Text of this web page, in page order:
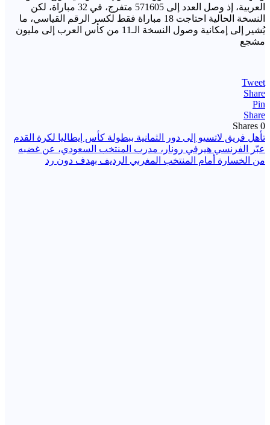
العربية، إذ وصل العدد إلى 571605 متفرج، في 32 مباراة، لكن
النسخة الحالية احتاجت 18 مباراة فقط لكسر الرقم القياسي، ما
يُشير إلى إمكانية وصول النسخة الـ11 من كأس العرب إلى مليون
مشجع
Tweet
Share
Pin
Share
0
Shares
تصفّح
المقالات
تأهل فريق لاتسيو إلى دور الثمانية ببطولة كأس إيطاليا لكرة القدم
عبّر الفرنسي هيرفي رونار، مدرب المنتخب السعودي، عن غضبه
من الخسارة أمام المنتخب المغربي الرديف بهدف دون رد